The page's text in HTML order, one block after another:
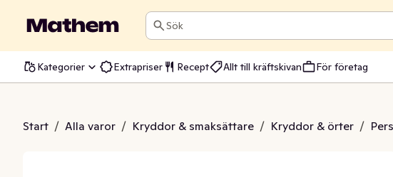
Sök
Kategorier Extrapriser Recept Allt till kräftskivan För företag
Start / Alla varor / Kryddor & smaksättare / Kryddor & örter /
knippe flow Klass1